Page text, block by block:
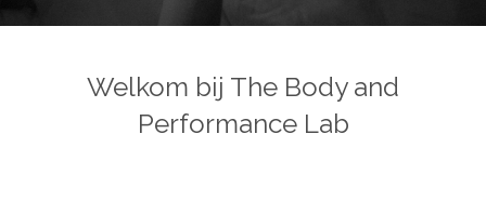
Welkom bij The Body and
Performance Lab